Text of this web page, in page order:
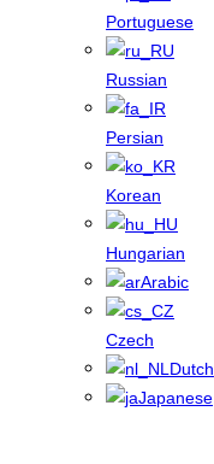
Portuguese
Russian
Persian
Korean
Hungarian
Arabic
Czech
Dutch
Japanese